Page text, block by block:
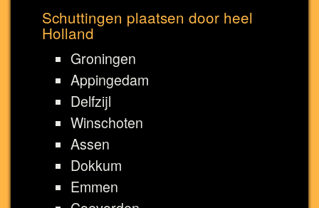
Schuttingen plaatsen door heel
Holland
Groningen
Appingedam
Delfzijl
Winschoten
Assen
Dokkum
Emmen